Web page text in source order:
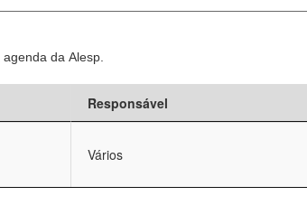
da Alesp.
Responsável
Vários